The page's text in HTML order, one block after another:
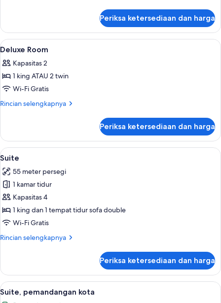
Single
Room
Periksa ketersediaan dan harga
Lihat
semua
foto
untuk
Deluxe
Room
Seprai premium, tempat tidur Select
7
Deluxe Room
Kapasitas 2
1 king ATAU 2 twin
Wi-Fi Gratis
Rincian selengkapnya
Rincian
Deluxe
Room
Periksa ketersediaan dan harga
Lihat
semua
foto
untuk
Suite
Seprai premium, tempat tidur Select
13
Suite
55 meter persegi
1 kamar tidur
Kapasitas 4
1 king dan 1 tempat tidur sofa double
Wi-Fi Gratis
Rincian selengkapnya
Rincian
Suite
Periksa ketersediaan dan harga
Lihat
semua
Seprai premium, tempat tidur Select
13
Suite, pemandangan kota